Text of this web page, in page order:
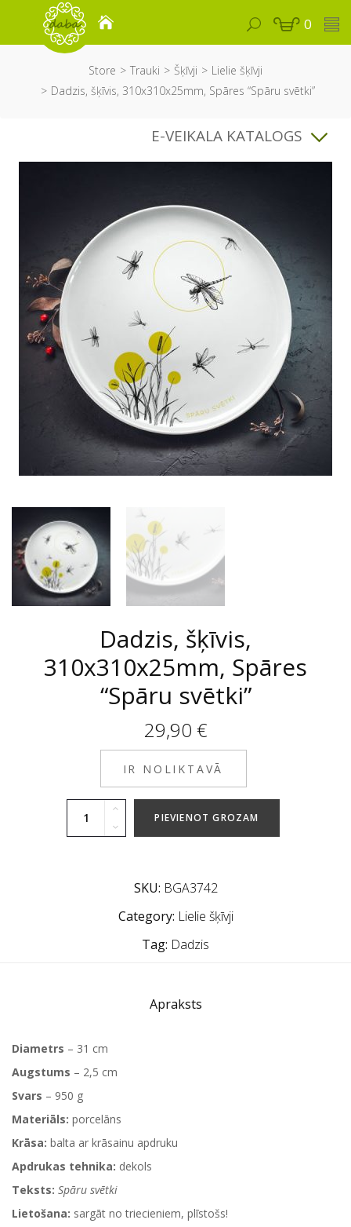
0
Store Trauki Šķīvji
Lielie šķīvji
Dadzis, šķīvis, 310x310x25mm, Spāres “Spāru svētki”
E-VEIKALA KATALOGS
Dadzis, šķīvis,
310x310x25mm, Spāres
“Spāru svētki”
29,90 €
IR NOLIKTAVĀ
PIEVIENOT GROZAM
SKU: BGA3742
Category: Lielie šķīvji
Tag: Dadzis
Apraksts
Diametrs – 31 cm
Augstums – 2,5 cm
Svars – 950 g
Materiāls: porcelāns
Krāsa: balta ar krāsainu apdruku
Apdrukas tehnika: dekols
Teksts: Spāru svētki
Lietošana: sargāt no triecieniem, plīstošs!